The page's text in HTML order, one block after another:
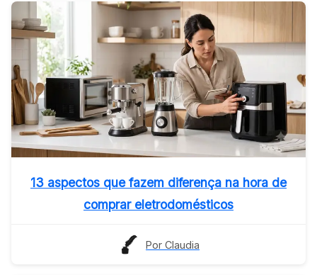
13 aspectos que fazem diferença na hora de
comprar eletrodomésticos
Por Claudia